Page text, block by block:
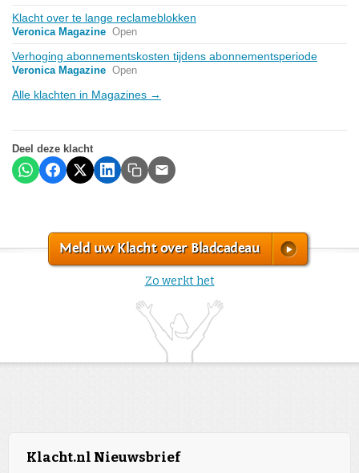
Klacht over te lange reclameblokken
Veronica Magazine Open
Verhoging abonnementskosten tijdens abonnementsperiode
Veronica Magazine Open
Alle klachten in Magazines →
Deel deze klacht
Meld uw Klacht over Bladcadeau
Zo werkt het
Klacht.nl Nieuwsbrief